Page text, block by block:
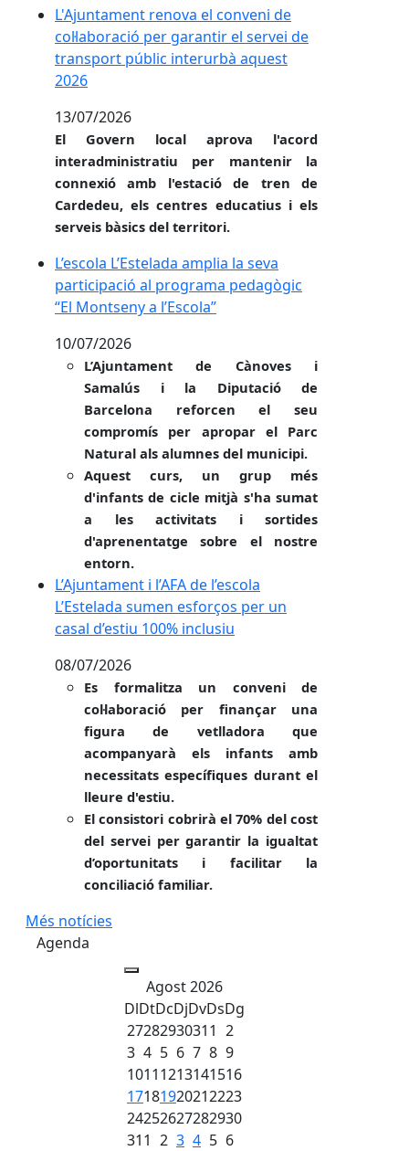
L'Ajuntament renova el conveni de col·laboració
L'Ajuntament renova el conveni de
col·laboració per garantir el servei de
transport públic interurbà aquest
2026
13/07/2026
El Govern local aprova l'acord
interadministratiu per mantenir la
connexió amb l'estació de tren de
Cardedeu, els centres educatius i els
serveis bàsics del territori.
L’escola L’Estelada amplia la seva participació al
L’escola L’Estelada amplia la seva
participació al programa pedagògic
“El Montseny a l’Escola”
10/07/2026
L’Ajuntament de Cànoves i
Samalús i la Diputació de
Barcelona reforcen el seu
compromís per apropar el Parc
Natural als alumnes del municipi.
Aquest curs, un grup més
d'infants de cicle mitjà s'ha sumat
a les activitats i sortides
d'aprenentatge sobre el nostre
entorn.
L’Ajuntament i l’AFA de l’escola L’Estelada sumen
L’Ajuntament i l’AFA de l’escola
L’Estelada sumen esforços per un
casal d’estiu 100% inclusiu
08/07/2026
Es formalitza un conveni de
col·laboració per finançar una
figura de vetlladora que
acompanyarà els infants amb
necessitats específiques durant el
lleure d'estiu.
El consistori cobrirà el 70% del cost
del servei per garantir la igualtat
d’oportunitats i facilitar la
conciliació familiar.
Més notícies
Agenda
Agost 2026
DlDtDcDjDvDsDg
27282930311 2
3 4 5 6 7 8 9
10111213141516
17181920212223
24252627282930
311 2 3 4 5 6